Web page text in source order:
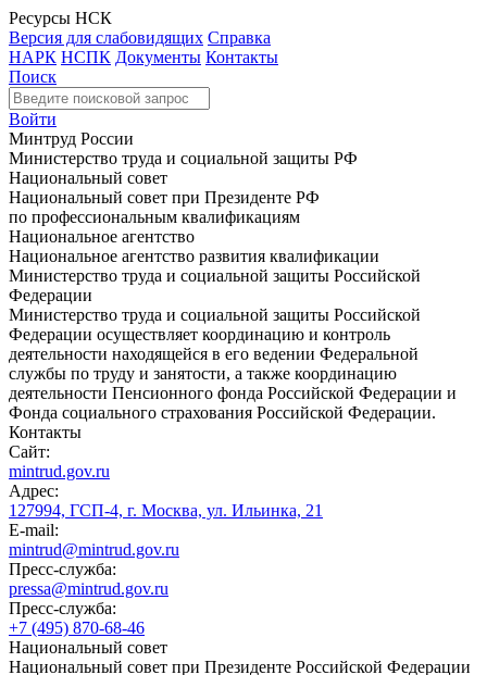
Ресурсы НСК
Версия для слабовидящих Справка
НАРК НСПК Документы Контакты
Поиск
Войти
Минтруд России
Министерство труда и социальной защиты РФ
Национальный совет
Национальный совет при Президенте РФ
по профессиональным квалификациям
Национальное агентство
Национальное агентство развития квалификации
Министерство труда и социальной защиты Российской
Федерации
Министерство труда и социальной защиты Российской
Федерации осуществляет координацию и контроль
деятельности находящейся в его ведении Федеральной
службы по труду и занятости, а также координацию
деятельности Пенсионного фонда Российской Федерации и
Фонда социального страхования Российской Федерации.
Контакты
Сайт:
mintrud.gov.ru
Адрес:
127994, ГСП-4, г. Москва, ул. Ильинка, 21
E-mail:
mintrud@mintrud.gov.ru
Пресс-служба:
pressa@mintrud.gov.ru
Пресс-служба:
+7 (495) 870-68-46
Национальный совет
Национальный совет при Президенте Российской Федерации